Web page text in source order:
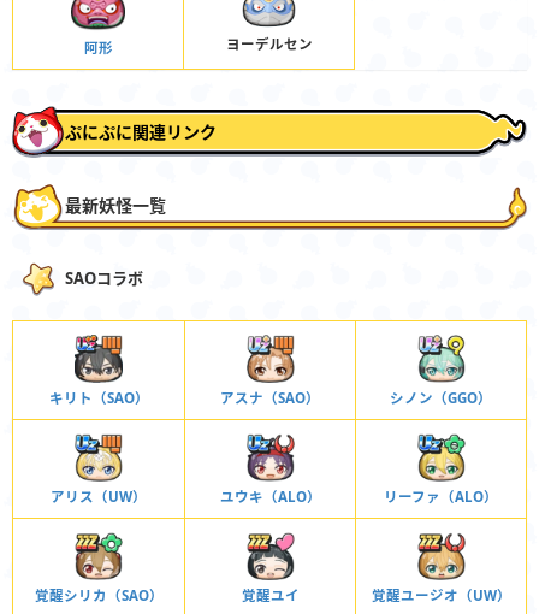
阿形 ヨーデルセン
ぷにぷに関連リンク
最新妖怪一覧
SAOコラボ
キリト（SAO） アスナ（SAO） シノン（GGO）
アリス（UW） ユウキ（ALO） リーファ（ALO）
覚醒シリカ（SAO） 覚醒ユイ 覚醒ユージオ（UW）